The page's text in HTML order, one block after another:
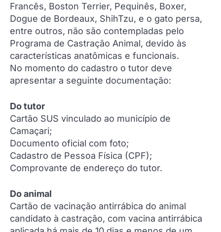
Francês, Boston Terrier, Pequinês, Boxer,
Dogue de Bordeaux, ShihTzu, e o gato persa,
entre outros, não são contempladas pelo
Programa de Castração Animal, devido às
características anatômicas e funcionais.
No momento do cadastro o tutor deve
apresentar a seguinte documentação:
Do tutor
Cartão SUS vinculado ao município de
Camaçari;
Documento oficial com foto;
Cadastro de Pessoa Física (CPF);
Comprovante de endereço do tutor.
Do animal
Cartão de vacinação antirrábica do animal
candidato à castração, com vacina antirrábica